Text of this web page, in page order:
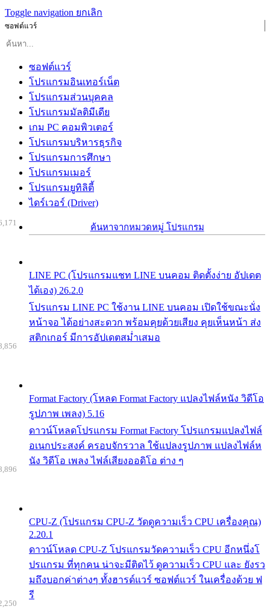
Toggle navigation ยกเลิก
ซอฟต์แวร์
ซอฟต์แวร์
โปรแกรมอินเทอร์เน็ต
โปรแกรมส่วนบุคคล
โปรแกรมมัลติมีเดีย
เกม PC คอมพิวเตอร์
โปรแกรมบริหารธุรกิจ
โปรแกรมการศึกษา
โปรแกรมเมอร์
โปรแกรมยูทิลิตี้
ไดร์เวอร์ (Driver)
ค้นหาจากหมวดหมู่ โปรแกรม
LINE PC (โปรแกรมแชท LINE บนคอม ติดตั้งง่าย อัปเดต
ได้เอง) 26.2.0
โปรแกรม LINE PC ใช้งาน LINE บนคอม เปิดใช้ขณะนั่ง
หน้าจอ ได้อย่างสะดวก พร้อมคุยด้วยเสียง คุยเห็นหน้า ส่ง
สติกเกอร์ มีการอัปเดตสม่ำเสมอ
Format Factory (โหลด Format Factory แปลงไฟล์หนัง วิดีโอ
รูปภาพ เพลง) 5.16
ดาวน์โหลดโปรแกรม Format Factory โปรแกรมแปลงไฟล์
อเนกประสงค์ ครอบจักรวาล ใช้แปลงรูปภาพ แปลงไฟล์ห
นัง วิดีโอ เพลง ไฟล์เสียงออดิโอ ต่าง ๆ
CPU-Z (โปรแกรม CPU-Z วัดดูความเร็ว CPU เครื่องคุณ)
2.20.1
ดาวน์โหลด CPU-Z โปรแกรมวัดความเร็ว CPU อีกหนึ่งโ
ปรแกรม ที่ทุกคน น่าจะมีติดไว้ ดูความเร็ว CPU และ ยังรว
มถึงบอกค่าต่างๆ ทั้งฮารด์แวร์ ซอฟต์แวร์ ในเครื่องด้วย ฟ
รี